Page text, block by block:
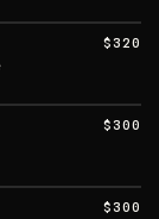
$320
$300
$300